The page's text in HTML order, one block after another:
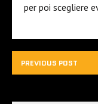
per poi scegliere
PREVIOUS POST